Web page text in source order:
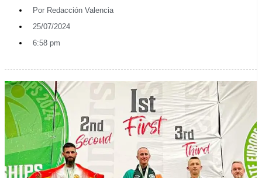
Por Redacción Valencia
25/07/2024
6:58 pm